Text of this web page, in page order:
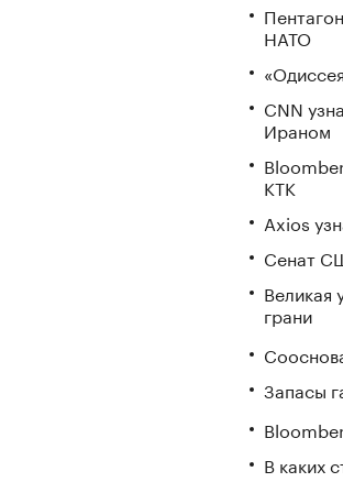
НАТО
CNN
Ираном
КТК
Axios
Сенат
Великая
грани
Запасы
В каких